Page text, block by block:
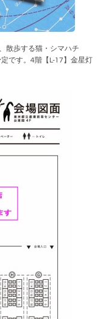
散歩する猫・シマハチ
です。4階【L-17】金星灯